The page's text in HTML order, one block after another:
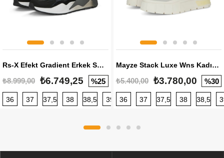
Rs-X Efekt Gradient Erkek Sneaker
₺8.999,00 ₺6.749,25 %25
36 37 37,5 38 38,5 39 40 40,5 41 42 42,5
Mayze Stack Luxe Wns Kadın Sneaker
₺5.400,00 ₺3.780,00 %30
36 37 37,5 38 38,5